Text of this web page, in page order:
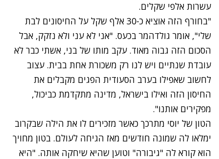
עשרות אלפי שקלים.
"בחורף הזה אוציא כ-30 אלף שקל על החיסונים לבת
שלי", אומר גולדהמר בכעס. "אני לא עני ולא נזקק, אבל
הסכום הזה גבוה מאוד. עקב מותו של בני, אשתי כבר לא
עובדת שנתיים ויש לנו רק משכורת אחת בבית. עצוב
לחשוב שאפילו בערב הסעודית הפגים מקבלים את
החיסון הזה ואילו בישראל, מדינה מתקדמת כביכול,
מפקירים אותנו".
הטון של יוסי מתרכך כאשר מזכירים לו את הילה שבקרוב
ימלאו לה שמונה חודשים מאז הגיחה לעולם. בטון מחויך
הוא קורא לה "גיבורה" וטוען שהיא שיחקה אותה. "היא